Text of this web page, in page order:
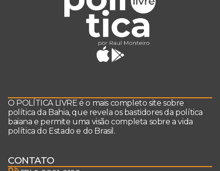
O POLÍTICA LIVRE é o mais completo site sobre
política da Bahia, que revela os bastidores da política
baiana e permite uma visão completa sobre a vida
política do Estado e do Brasil.
CONTATO